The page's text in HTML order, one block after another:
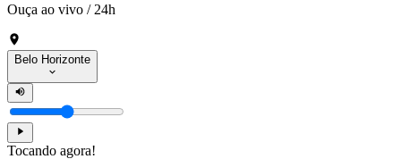
Ouça ao vivo / 24h
Belo Horizonte
Tocando agora!